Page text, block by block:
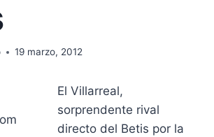
19 marzo, 2012
El Villarreal,
sorprendente rival
directo del Betis por la